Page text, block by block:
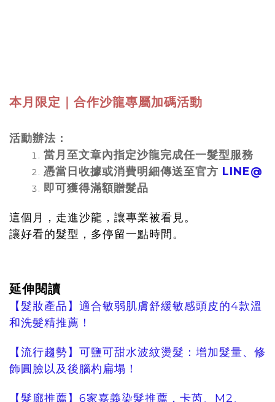
本月限定｜合作沙龍專屬加碼活動
活動辦法：
當月至文章內指定沙龍完成任一髮型服務
憑當日收據或消費明細傳送至官方 LINE@
即可獲得滿額贈髮品
這個月，走進沙龍，讓專業被看見。
讓好看的髮型，多停留一點時間。
延伸閱讀
【髮妝產品】適合敏弱肌膚舒緩敏感頭皮的4款溫
和洗髮精推薦！
【流行趨勢】可鹽可甜水波紋燙髮：增加髮量、修
飾圓臉以及後腦杓扁塌！
【髮廊推薦】6家嘉義染髮推薦，卡芮、M2、